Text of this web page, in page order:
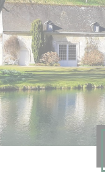
VENSTER))
VENSTER))